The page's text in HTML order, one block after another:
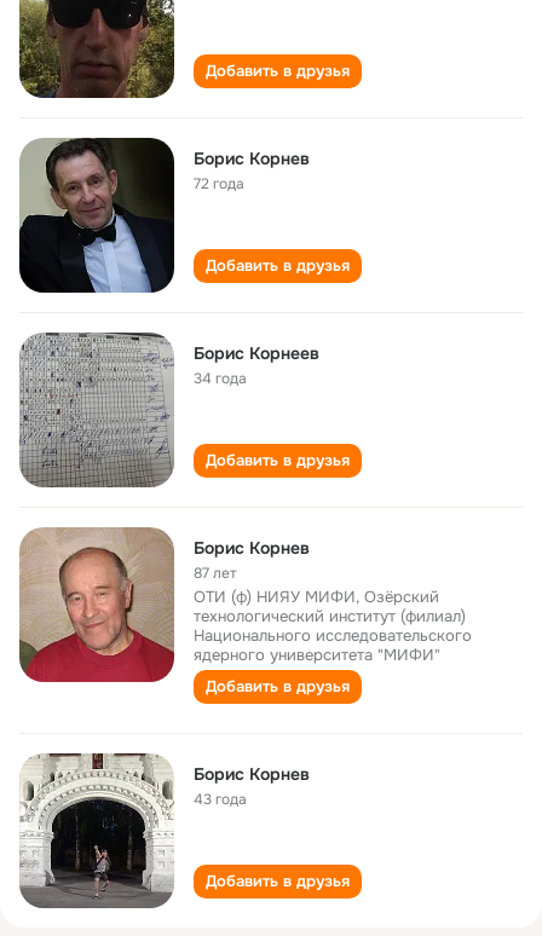
Добавить в друзья
Борис Корнев
72 года
Добавить в друзья
Борис Корнеев
34 года
Добавить в друзья
Борис Корнев
87 лет
ОТИ (ф) НИЯУ МИФИ, Озёрский
технологический институт (филиал)
Национального исследовательского
ядерного университета "МИФИ"
Добавить в друзья
Борис Корнев
43 года
Добавить в друзья